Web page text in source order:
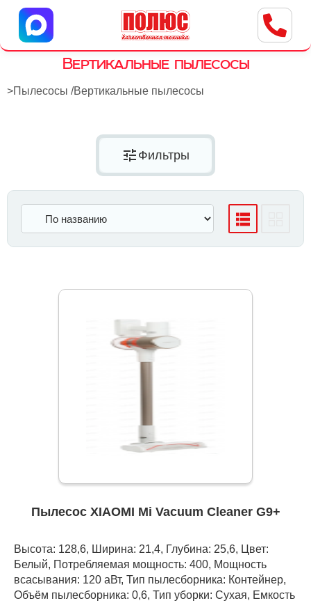
Центр бытовой техники
г. Ульяновск, ул. Пушкарева, 8a
Вертикальные пылесосы
>Пылесосы /Вертикальные пылесосы
tune Фильтры
Пылесос XIAOMI Mi Vacuum Cleaner G9+
Высота: 128,6, Ширина: 21,4, Глубина: 25,6, Цвет:
Белый, Потребляемая мощность: 400, Мощность
всасывания: 120 аВт, Тип пылесборника: Контейнер,
Объём пылесборника: 0,6, Тип уборки: Сухая, Емкость